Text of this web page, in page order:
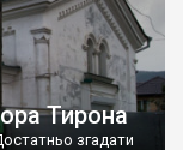
Тирона
згадати